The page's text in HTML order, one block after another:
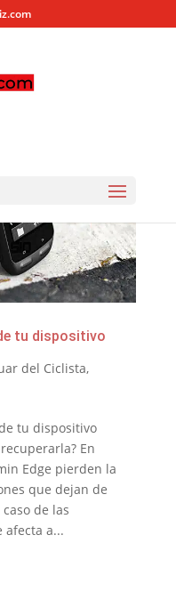
tu dispositivo
del Ciclista,
tu dispositivo
En
Edge pierden la
que dejan de
de las
afecta a...